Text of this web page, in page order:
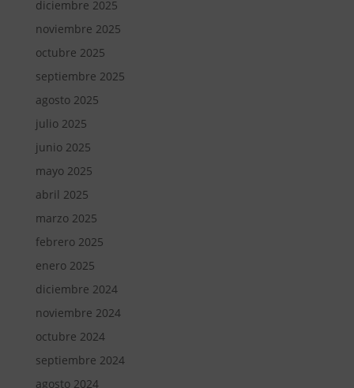
diciembre 2025
noviembre 2025
octubre 2025
septiembre 2025
agosto 2025
julio 2025
junio 2025
mayo 2025
abril 2025
marzo 2025
febrero 2025
enero 2025
diciembre 2024
noviembre 2024
octubre 2024
septiembre 2024
agosto 2024